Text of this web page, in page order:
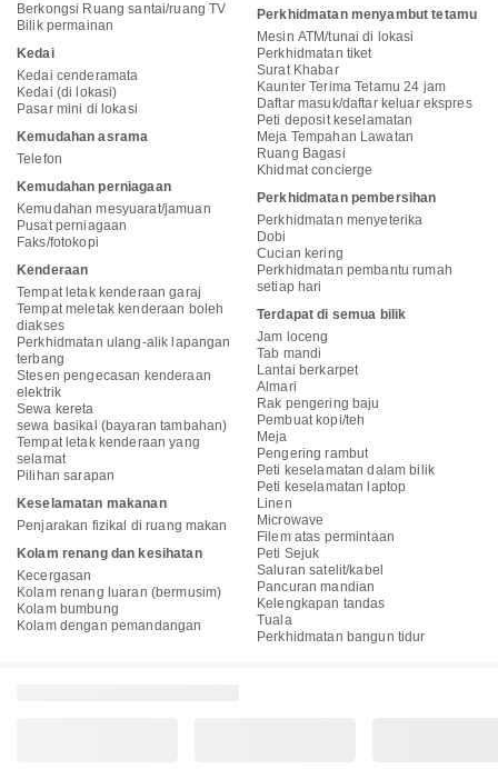
Berkongsi Ruang santai/ruang TV
Bilik permainan
Kedai
Kedai cenderamata
Kedai (di lokasi)
Pasar mini di lokasi
Kemudahan asrama
Telefon
Kemudahan perniagaan
Kemudahan mesyuarat/jamuan
Pusat perniagaan
Faks/fotokopi
Kenderaan
Tempat letak kenderaan garaj
Tempat meletak kenderaan boleh
diakses
Perkhidmatan ulang-alik lapangan
terbang
Stesen pengecasan kenderaan
elektrik
Sewa kereta
sewa basikal (bayaran tambahan)
Tempat letak kenderaan yang
selamat
Pilihan sarapan
Keselamatan makanan
Penjarakan fizikal di ruang makan
Kolam renang dan kesihatan
Kecergasan
Kolam renang luaran (bermusim)
Kolam bumbung
Kolam dengan pemandangan
Perkhidmatan menyambut tetamu
Mesin ATM/tunai di lokasi
Perkhidmatan tiket
Surat Khabar
Kaunter Terima Tetamu 24 jam
Daftar masuk/daftar keluar ekspres
Peti deposit keselamatan
Meja Tempahan Lawatan
Ruang Bagasi
Khidmat concierge
Perkhidmatan pembersihan
Perkhidmatan menyeterika
Dobi
Cucian kering
Perkhidmatan pembantu rumah
setiap hari
Terdapat di semua bilik
Jam loceng
Tab mandi
Lantai berkarpet
Almari
Rak pengering baju
Pembuat kopi/teh
Meja
Pengering rambut
Peti keselamatan dalam bilik
Peti keselamatan laptop
Linen
Microwave
Filem atas permintaan
Peti Sejuk
Saluran satelit/kabel
Pancuran mandian
Kelengkapan tandas
Tuala
Perkhidmatan bangun tidur